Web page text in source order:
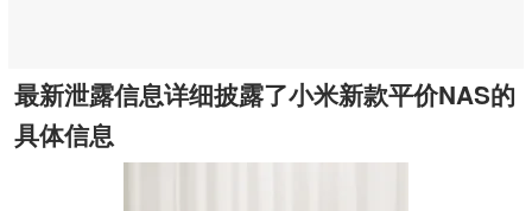
最新泄露信息详细披露了小米新款平价NAS的
具体信息